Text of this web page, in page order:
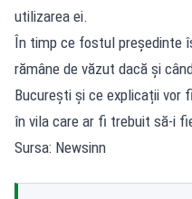
utilizarea ei.
În timp ce fostul președinte
rămâne de văzut dacă și
București și ce explicații vor
în vila care ar fi trebuit să-i
Sursa: Newsinn